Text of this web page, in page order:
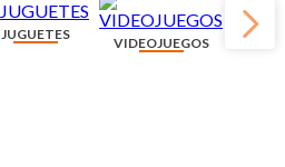
JUGUETES
VIDEOJUEGOS